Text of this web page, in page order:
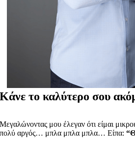
Κάνε το καλύτερο σου
Μεγαλώνοντας μου έλεγαν ότι είμαι
πολύ αργός… μπλα μπλα μπλα… Είπα: